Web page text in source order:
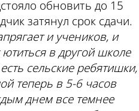
обновить до 15
затянул срок сдачи.
и учеников, и
в другой школе
сельские ребятишки,
теперь в 5-6 часов
днем все темнее